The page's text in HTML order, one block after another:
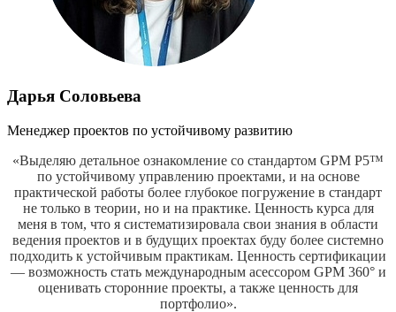
Дарья Соловьева
Менеджер проектов по устойчивому развитию
«Выделяю детальное ознакомление со стандартом GPM Р5™
по устойчивому управлению проектами, и на основе
практической работы более глубокое погружение в стандарт
не только в теории, но и на практике. Ценность курса для
меня в том, что я систематизировала свои знания в области
ведения проектов и в будущих проектах буду более системно
подходить к устойчивым практикам. Ценность сертификации
— возможность стать международным асессором GPM 360° и
оценивать сторонние проекты, а также ценность для
портфолио».